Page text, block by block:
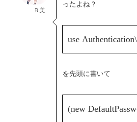
Ｂ美
ったよね？
use
を先頭に書いて
(new